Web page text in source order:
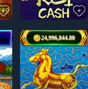
24,996,844.80